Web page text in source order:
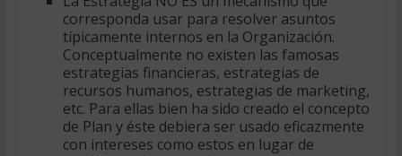
corresponda usar para resolver asuntos
típicamente internos en la Organización.
Conceptualmente no existen las famosas
estrategias financieras, estrategias de
recursos humanos, estrategias de marketing,
etc. Para ellas bien ha sido creado el concepto
de Plan y éste debiera ser usado eficazmente
con intereses como estos en lugar de